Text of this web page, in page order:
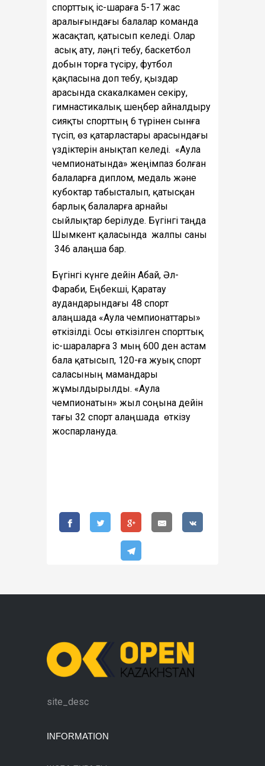
спорттық іс-шараға 5-17 жас
аралығындағы балалар команда
жасақтап, қатысып келеді. Олар
асық ату, ләңгі тебу, баскетбол
добын торға түсіру, футбол
қақпасына доп тебу, қыздар
арасында скакалкамен секіру,
гимнастикалық шеңбер айналдыру
сияқты спорттың 6 түрінен сынға
түсіп, өз қатарластары арасындағы
үздіктерін анықтап келеді. «Аула
чемпионатында» жеңімпаз болған
балаларға диплом, медаль және
кубоктар табысталып, қатысқан
барлық балаларға арнайы
сыйлықтар берілуде. Бүгінгі таңда
Шымкент қаласында жалпы саны
346 алаңша бар.
Бүгінгі күнге дейін Абай, Әл-
Фараби, Еңбекші, Қаратау
аудандарындағы 48 спорт
алаңшада «Аула чемпионаттары»
өткізілді. Осы өткізілген спорттық
іс-шараларға 3 мың 600 ден астам
бала қатысып, 120-ға жуық спорт
саласының мамандары
жұмылдырылды. «Аула
чемпионатын» жыл соңына дейін
тағы 32 спорт алаңшада өткізу
жоспарлануда.
site_desc
INFORMATION